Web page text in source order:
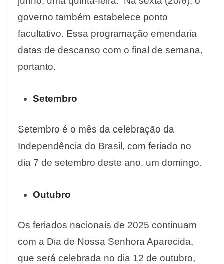
governo também estabelece ponto
facultativo. Essa programação emendaria
datas de descanso com o final de semana,
portanto.
Setembro
Setembro é o mês da celebração da
Independência do Brasil, com feriado no
dia 7 de setembro deste ano, um domingo.
Outubro
Os feriados nacionais de 2025 continuam
com a Dia de Nossa Senhora Aparecida,
que será celebrada no dia 12 de outubro,